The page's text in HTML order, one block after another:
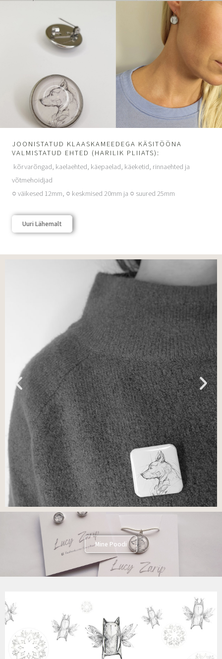
JOONISTATUD KLAASKAMEEDEGA KÄSITÖÖNA
VALMISTATUD EHTED (HARILIK PLIIATS):
kõrvarõngad, kaelaehted, käepaelad, käeketid, rinnaehted ja
võtmehoidjad
○ väikesed 12mm, ○ keskmised 20mm ja ○ suured 25mm
Uuri Lähemalt
Mine Poodi